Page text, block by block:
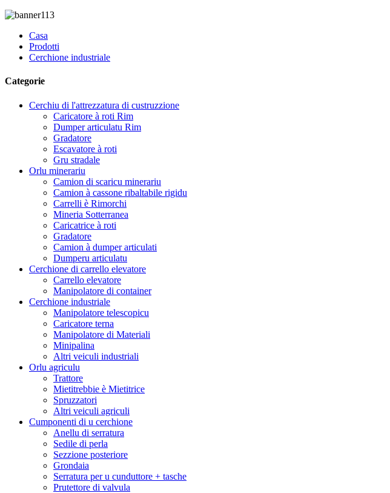
Casa
Prodotti
Cerchione industriale
Categorie
Cerchiu di l'attrezzatura di custruzzione
Caricatore à roti Rim
Dumper articulatu Rim
Gradatore
Escavatore à roti
Gru stradale
Orlu minerariu
Camion di scaricu minerariu
Camion à cassone ribaltabile rigidu
Carrelli è Rimorchi
Mineria Sotterranea
Caricatrice à roti
Gradatore
Camion à dumper articulati
Dumperu articulatu
Cerchione di carrello elevatore
Carrello elevatore
Manipolatore di container
Cerchione industriale
Manipolatore telescopicu
Caricatore terna
Manipolatore di Materiali
Minipalina
Altri veiculi industriali
Orlu agriculu
Trattore
Mietitrebbie è Mietitrice
Spruzzatori
Altri veiculi agriculi
Cumponenti di u cerchione
Anellu di serratura
Sedile di perla
Sezzione posteriore
Grondaia
Serratura per u cunduttore + tasche
Prutettore di valvula